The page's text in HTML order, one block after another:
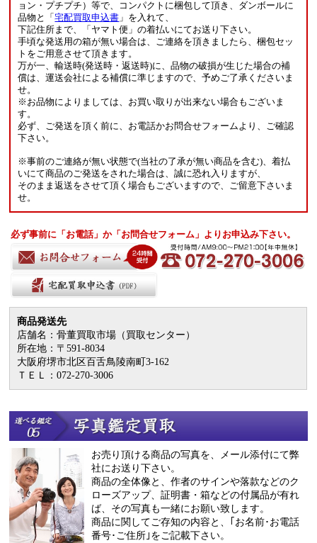
ョン・プチプチ）等で、コンパクトに梱包して頂き、ダンボールに
品物と「宅配買取申込書 」を入れて、
下記住所まで、「ヤマト便」の着払いにてお送り下さい。
手頃な発送用の箱が無い場合は、ご連絡を頂きましたら、梱包セッ
トをご用意させて頂きます。
万が一、輸送時(発送時・返送時)に、品物の破損が生じた場合の補
償は、運送会社による補償に準じますので、予めご了承くださいま
せ。
※お品物によりましては、お買い取りが出来ない場合もございま
す。
必ず、ご発送を頂く前に、お電話かお問合せフォームより、ご確認
下さい。
※事前のご連絡が無い状態で(当社の了承が無い商品を含む)、着払
いにて商品のご発送をされた場合は、誠に恐れ入りますが、
そのまま返送をさせて頂く場合もございますので、ご留意下さいま
せ。
必ず事前に「お電話」か「お問合せフォーム」よりお申込み下さい。
商品発送先
店舗名：骨董買取市場（買取センター）
所在地：〒591-8034
大阪府堺市北区百舌鳥陵南町3-162
ＴＥＬ：072-270-3006
お売り頂ける商品の写真を、メール添付にて弊
社にお送り下さい。
商品の全体像と、作者のサインや落款などのク
ローズアップ、証明書・箱などの付属品が有れ
ば、その写真も一緒にお願い致します。
商品に関してご存知の内容と、｢お名前･お電話
番号･ご住所｣をご記載下さい。